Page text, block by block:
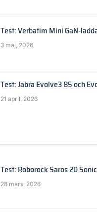
Test: Verbatim Mini GaN-
3 maj, 2026
Test: Jabra Evolve3 85 och
21 april, 2026
Test: Roborock Saros 20 Sonic
28 mars, 2026